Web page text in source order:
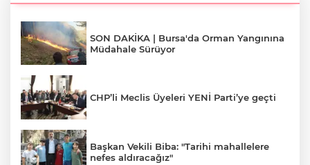
SON DAKİKA | Bursa'da Orman Yangınına
Müdahale Sürüyor
CHP’li Meclis Üyeleri YENİ Parti’ye geçti
Başkan Vekili Biba: "Tarihi mahallelere
nefes aldıracağız"